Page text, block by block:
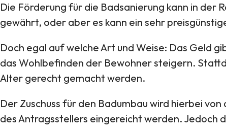
Die Förderung für die Badsanierung kann in der
gewährt, oder aber es kann ein sehr
Doch egal auf welche Art und Weise: Das Geld
das Wohlbefinden der Bewohner steigern.
Alter gerecht gemacht werden.
Der Zuschuss für den Badumbau wird hierbei
des Antragsstellers eingereicht werden. Jedoch